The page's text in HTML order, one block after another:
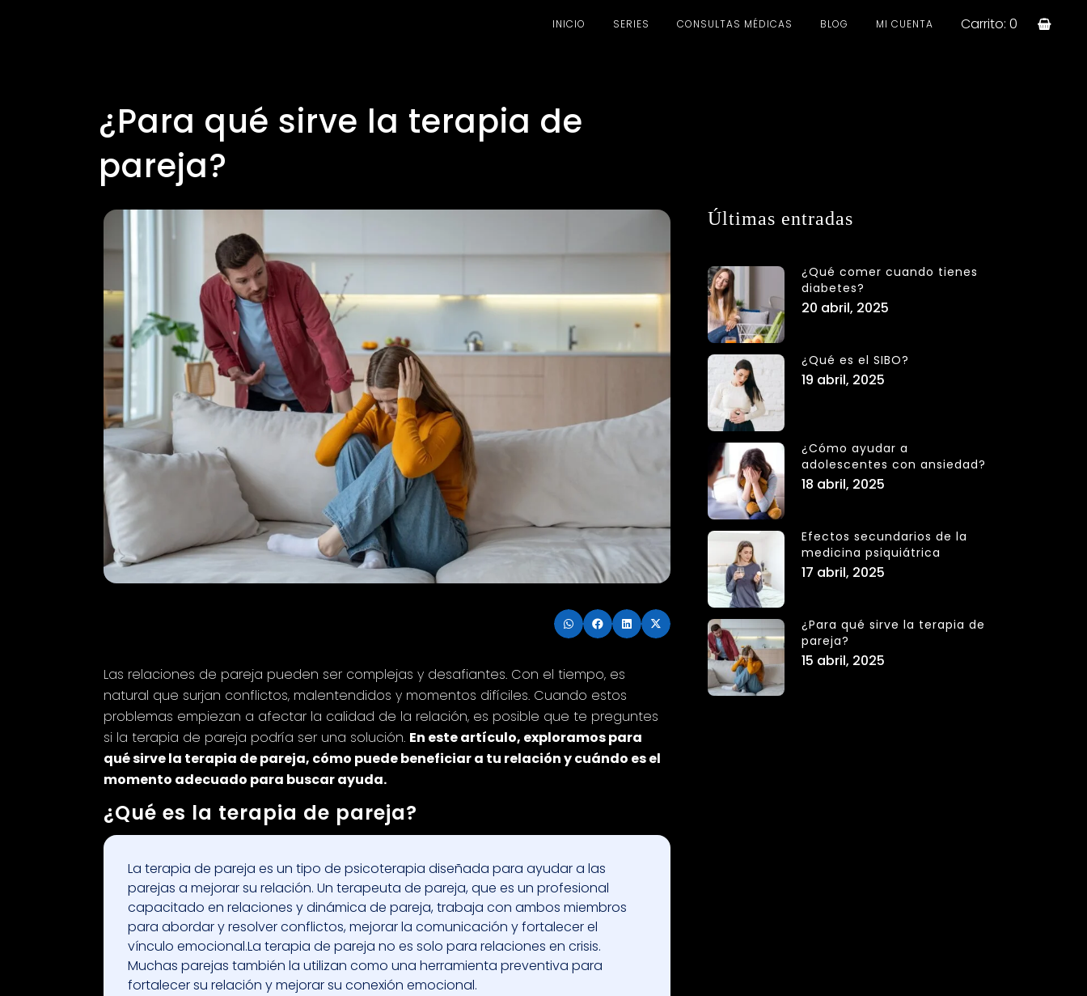
Carrito: 0
INICIO SERIES CONSULTAS MÉDICAS BLOG MI CUENTA
¿Para qué sirve la terapia de
pareja?
Las relaciones de pareja pueden ser complejas y desafiantes. Con el tiempo, es
natural que surjan conflictos, malentendidos y momentos difíciles. Cuando estos
problemas empiezan a afectar la calidad de la relación, es posible que te preguntes
si la terapia de pareja podría ser una solución. En este artículo, exploramos para
qué sirve la terapia de pareja, cómo puede beneficiar a tu relación y cuándo es el
momento adecuado para buscar ayuda.
¿Qué es la terapia de pareja?
La terapia de pareja es un tipo de psicoterapia diseñada para ayudar a las
parejas a mejorar su relación. Un terapeuta de pareja, que es un profesional
capacitado en relaciones y dinámica de pareja, trabaja con ambos miembros
para abordar y resolver conflictos, mejorar la comunicación y fortalecer el
vínculo emocional.La terapia de pareja no es solo para relaciones en crisis.
Muchas parejas también la utilizan como una herramienta preventiva para
fortalecer su relación y mejorar su conexión emocional.
Últimas entradas
¿Qué comer cuando tienes
diabetes?
20 abril, 2025
¿Qué es el SIBO?
19 abril, 2025
¿Cómo ayudar a
adolescentes con ansiedad?
18 abril, 2025
Efectos secundarios de la
medicina psiquiátrica
17 abril, 2025
¿Para qué sirve la terapia de
pareja?
15 abril, 2025